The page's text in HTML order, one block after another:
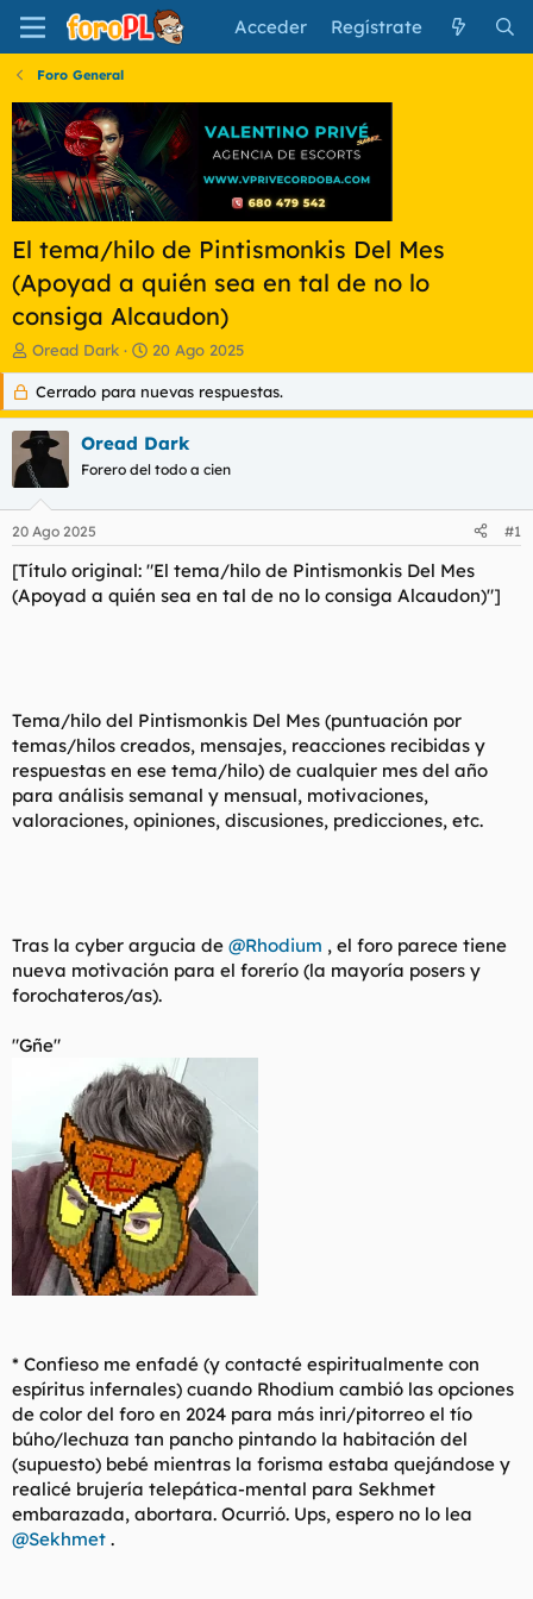
Acceder Regístrate
Foro General
El tema/hilo de Pintismonkis Del Mes
(Apoyad a quién sea en tal de no lo
consiga Alcaudon)
I
n
c
i
a
d
o
d
e
t
Oread Dark
F
e
c
h
a
d
e
i
c
o
20 Ago 2025
Cerrado para nuevas respuestas.
Oread Dark
Forero del todo a cien
20 Ago 2025 #1
[Título original: "El tema/hilo de Pintismonkis Del Mes
(Apoyad a quién sea en tal de no lo consiga Alcaudon)"]
Tema/hilo del Pintismonkis Del Mes (puntuación por
temas/hilos creados, mensajes, reacciones recibidas y
respuestas en ese tema/hilo) de cualquier mes del año
para análisis semanal y mensual, motivaciones,
valoraciones, opiniones, discusiones, predicciones, etc.
Tras la cyber argucia de @Rhodium , el foro parece tiene
nueva motivación para el forerío (la mayoría posers y
forochateros/as).
"Gñe"
* Confieso me enfadé (y contacté espiritualmente con
espíritus infernales) cuando Rhodium cambió las opciones
de color del foro en 2024 para más inri/pitorreo el tío
búho/lechuza tan pancho pintando la habitación del
(supuesto) bebé mientras la forisma estaba quejándose y
realicé brujería telepática-mental para Sekhmet
embarazada, abortara. Ocurrió. Ups, espero no lo lea
@Sekhmet .